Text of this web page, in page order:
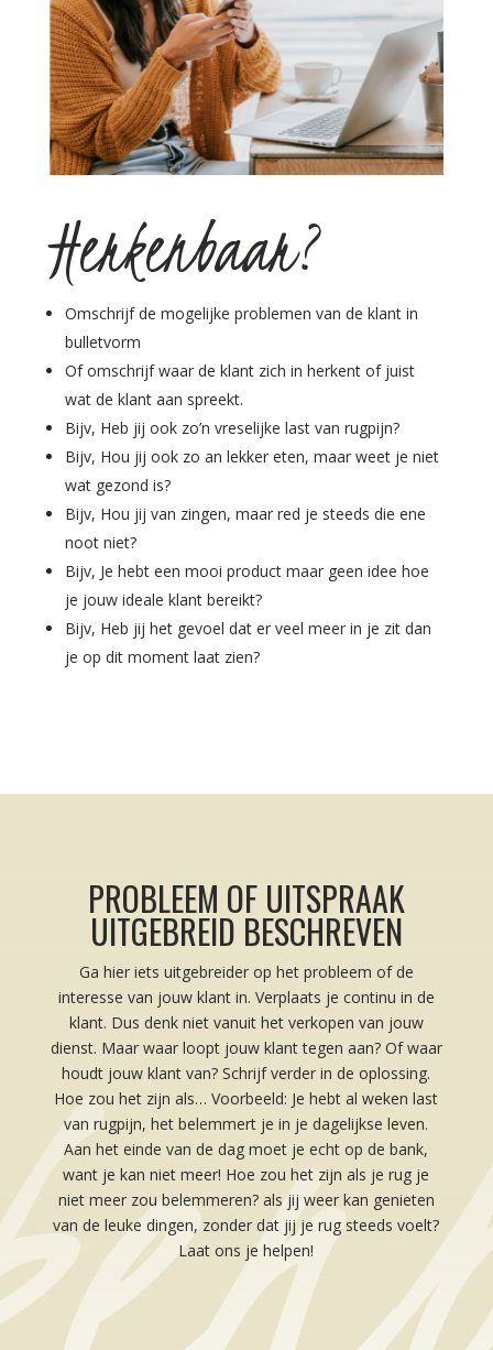
Herkenbaar?
Omschrijf de mogelijke problemen van de klant in
bulletvorm
Of omschrijf waar de klant zich in herkent of juist
wat de klant aan spreekt.
Bijv, Heb jij ook zo’n vreselijke last van rugpijn?
Bijv, Hou jij ook zo an lekker eten, maar weet je niet
wat gezond is?
Bijv, Hou jij van zingen, maar red je steeds die ene
noot niet?
Bijv, Je hebt een mooi product maar geen idee hoe
je jouw ideale klant bereikt?
Bijv, Heb jij het gevoel dat er veel meer in je zit dan
je op dit moment laat zien?
PROBLEEM OF UITSPRAAK
UITGEBREID BESCHREVEN
Ga hier iets uitgebreider op het probleem of de
interesse van jouw klant in. Verplaats je continu in de
klant. Dus denk niet vanuit het verkopen van jouw
dienst. Maar waar loopt jouw klant tegen aan? Of waar
houdt jouw klant van? Schrijf verder in de oplossing.
Hoe zou het zijn als… Voorbeeld: Je hebt al weken last
van rugpijn, het belemmert je in je dagelijkse leven.
Aan het einde van de dag moet je echt op de bank,
want je kan niet meer! Hoe zou het zijn als je rug je
niet meer zou belemmeren? als jij weer kan genieten
van de leuke dingen, zonder dat jij je rug steeds voelt?
Laat ons je helpen!